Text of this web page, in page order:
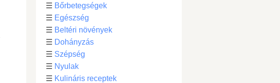
☰ Bőrbetegségek
☰ Egészség
☰ Beltéri növények
☰ Dohányzás
☰ Szépség
☰ Nyulak
☰ Kulináris receptek